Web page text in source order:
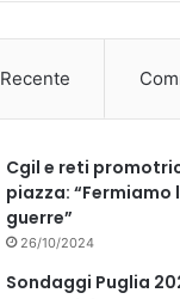
Recente
Cgil e reti
piazza: “Fermiamo
guerre”
26/10/2024
Sondaggi Puglia